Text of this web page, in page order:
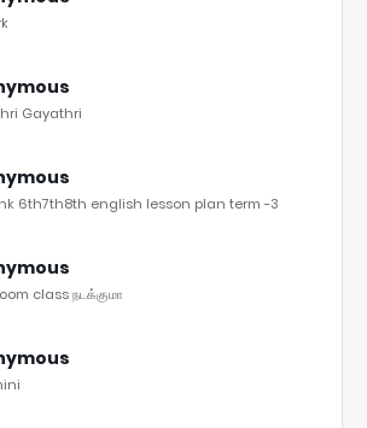
Gayathri
6th7th8th english lesson plan term -3
class நடக்குமா